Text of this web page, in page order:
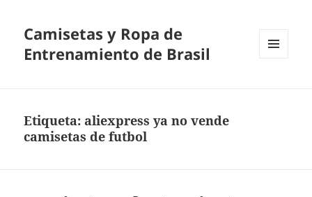
Camisetas y Ropa de
Entrenamiento de Brasil
Etiqueta: aliexpress ya no vende
camisetas de futbol